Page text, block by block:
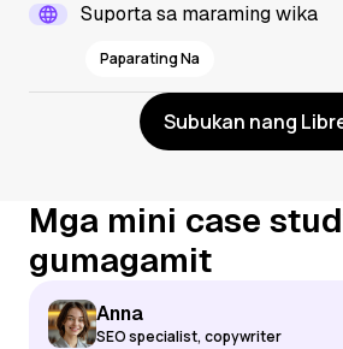
Suporta sa maraming wika
Paparating Na
Subukan nang
Mga mini case
gumagamit
Anna
SEO specialist, copywriter